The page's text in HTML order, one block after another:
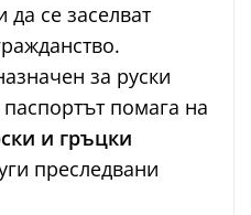
се заселват
за руски
помага на
и гръцки
преследвани